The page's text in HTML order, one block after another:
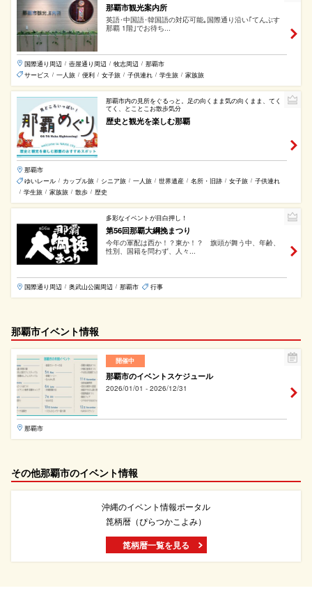
那覇市観光案内所
英語･中国語･韓国語の対応可能｡国際通り沿い｢てんぶす
那覇 1階｣でお待ち...
国際通り周辺 / 壺屋通り周辺 / 牧志周辺 / 那覇市
サービス / 一人旅 / 便利 / 女子旅 / 子供連れ / 学生旅 / 家族旅
那覇市内の見所をぐるっと。足の向くまま気の向くまま、てく
てく、とことこお散歩気分
歴史と観光を楽しむ那覇
那覇市
ゆいレール / カップル旅 / シニア旅 / 一人旅 / 世界遺産 / 名所・旧跡 / 女子旅 / 子供連れ
/ 学生旅 / 家族旅 / 散歩 / 歴史
多彩なイベントが目白押し！
第56回那覇大綱挽まつり
今年の軍配は西か！？東か！？ 旗頭が舞う中、年齢、
性別、国籍を問わず、人々...
国際通り周辺 / 奥武山公園周辺 / 那覇市 行事
那覇市イベント情報
開催中
那覇市のイベントスケジュール
2026/01/01 - 2026/12/31
那覇市
その他那覇市のイベント情報
沖縄のイベント情報ポータル
箆柄暦（ぴらつかこよみ）
箆柄暦一覧を見る